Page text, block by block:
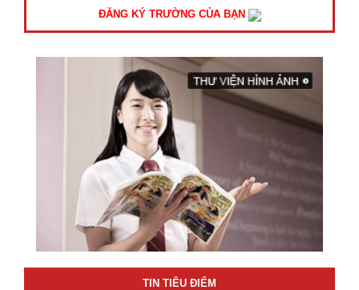
ĐĂNG KÝ TRƯỜNG CỦA BẠN
TIN TIÊU ĐIỂM